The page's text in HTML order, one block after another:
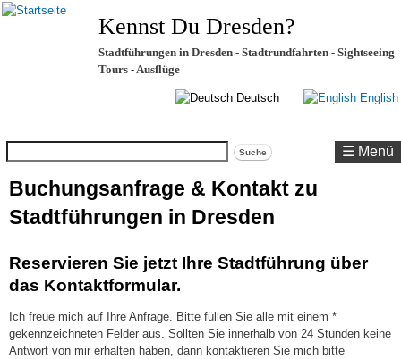
Kennst Du Dresden?
Stadtführungen in Dresden - Stadtrundfahrten - Sightseeing
Tours - Ausflüge
Deutsch English
☰ Menü
Buchungsanfrage & Kontakt zu
Stadtführungen in Dresden
Reservieren Sie jetzt Ihre Stadtführung über
das Kontaktformular.
Ich freue mich auf Ihre Anfrage. Bitte füllen Sie alle mit einem *
gekennzeichneten Felder aus. Sollten Sie innerhalb von 24 Stunden keine
Antwort von mir erhalten haben, dann kontaktieren Sie mich bitte